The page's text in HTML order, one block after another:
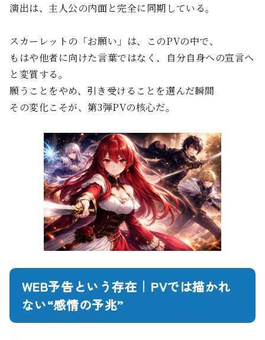
演出は、主人公の内面と完全に同期している。
スカーレットの「お願い」は、このPVの中で、
もはや他者に向けた言葉ではなく、自分自身への宣言へ
と変質する。
願うことをやめ、引き受けることを選んだ瞬間――
その変化こそが、第3弾PVの核心だ。
WEB予告という存在｜PVでは描かれ
ない“感情の予兆”